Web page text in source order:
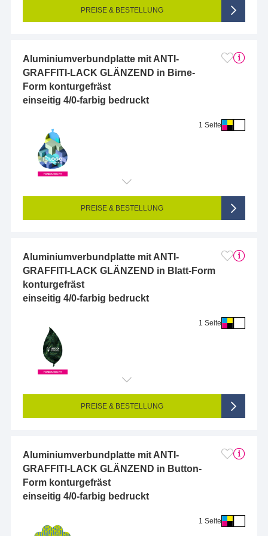
4/0-farbig CMYK (vollfarbig bedruckt)
PREISE & BESTELLUNG
Aluminiumverbundplatte mit ANTI-
GRAFFITI-LACK GLÄNZEND in Birne-
Form konturgefräst
einseitig 4/0-farbig bedruckt
1 Seite
Endformat (bedruckte Fläche): 10 x 10 cm
Seitigkeit: 1-seitig (Vorderseite bedruckt, Rückseite unbedruckt)
4/0-farbig CMYK (vollfarbig bedruckt)
PREISE & BESTELLUNG
Aluminiumverbundplatte mit ANTI-
GRAFFITI-LACK GLÄNZEND in Blatt-Form
konturgefräst
einseitig 4/0-farbig bedruckt
1 Seite
Endformat (bedruckte Fläche): 10 x 10 cm
Seitigkeit: 1-seitig (Vorderseite bedruckt, Rückseite unbedruckt)
4/0-farbig CMYK (vollfarbig bedruckt)
PREISE & BESTELLUNG
Aluminiumverbundplatte mit ANTI-
GRAFFITI-LACK GLÄNZEND in Button-
Form konturgefräst
einseitig 4/0-farbig bedruckt
1 Seite